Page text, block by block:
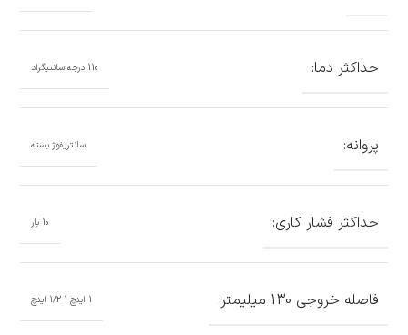
حداکثر دما: 110 درجه سانتیگراد
پروانه: سانتریفوژ بسته
حداکثر فشار کاری: 10 بار
فاصله خروجی 130 میلیمتر: 1 اینچ 1-1/2 اینچ